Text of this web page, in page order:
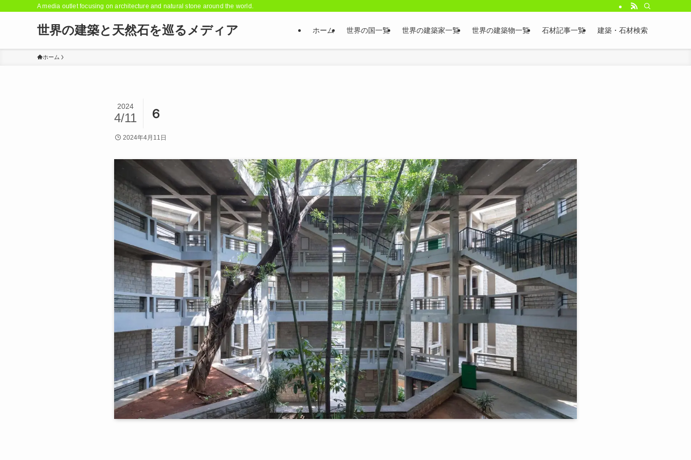
A media outlet focusing on architecture and natural stone around the world.
世界の建築と天然石を巡るメディア ホーム 世界の国一覧 世界の建築家一覧 世界の建築物一覧 石材記事一覧 建築・石材検索
ホーム
６
2024
4/11
2024年4月11日